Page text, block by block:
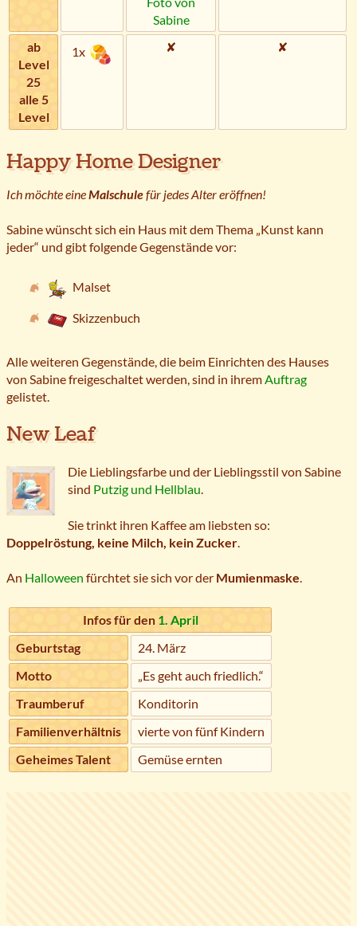
Sabine
ab
Level
25
alle 5
Level
1x ✘ ✘
Happy Home Designer
Ich möchte eineMalschulefür jedes Alter eröffnen!
Sabine wünscht sich ein Haus mit dem Thema „Kunst kann
jeder“ und gibt folgende Gegenstände vor:
Malset
Skizzenbuch
Alle weiteren Gegenstände, die beim Einrichten des Hauses
von Sabine freigeschaltet werden, sind in ihrem Auftrag
gelistet.
New Leaf
Die Lieblingsfarbe und der Lieblingsstil von Sabine
sind Putzig und Hellblau.
Sie trinkt ihren Kaffee am liebsten so:
Doppelröstung, keine Milch, kein Zucker
An Halloween fürchtet sie sich vor der Mumienmaske.
Infos für den 1. April
Geburtstag
24. März
Motto
„Es geht auch friedlich.“
Traumberuf
Konditorin
Familienverhältnis
vierte von fünf Kindern
Geheimes Talent
Gemüse ernten